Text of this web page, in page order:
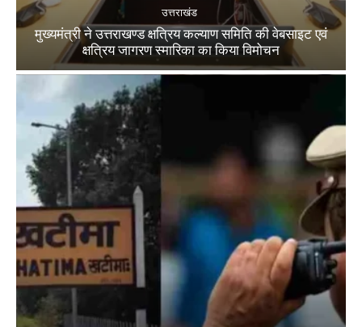
उत्तराखंड
मुख्यमंत्री ने उत्तराखण्ड क्षत्रिय कल्याण समिति की वेबसाइट एवं
क्षत्रिय जागरण स्मारिका का किया विमोचन